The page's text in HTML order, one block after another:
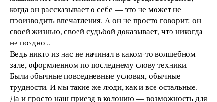
когда он рассказывает о себе — это не может не
производить впечатления. А он не просто говорит: он
своей жизнью, своей судьбой доказывает, что никогда
не поздно...
Ведь никто из нас не начинал в каком-то волшебном
зале, оформленном по последнему слову техники.
Были обычные повседневные условия, обычные
трудности. И мы такие же люди, как и все остальные.
Да и просто наш приезд в колонию — возможность для